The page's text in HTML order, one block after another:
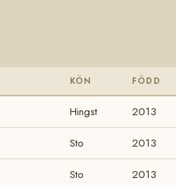
KÖN FÖDD
Hingst 2013
Sto 2013
Sto 2013